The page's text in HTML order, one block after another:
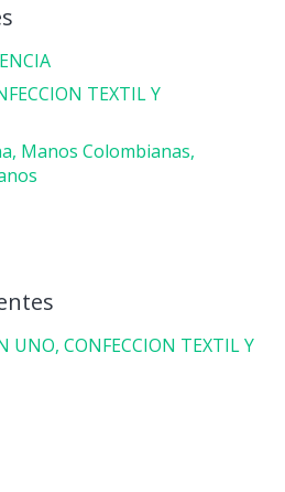
TEXTIL Y
Manos Colombianas,
UNO, CONFECCION TEXTIL Y